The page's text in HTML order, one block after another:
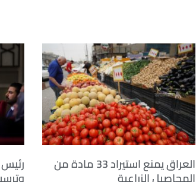
العراق يمنع استيراد 33 مادة من
المحاصيل الزراعية